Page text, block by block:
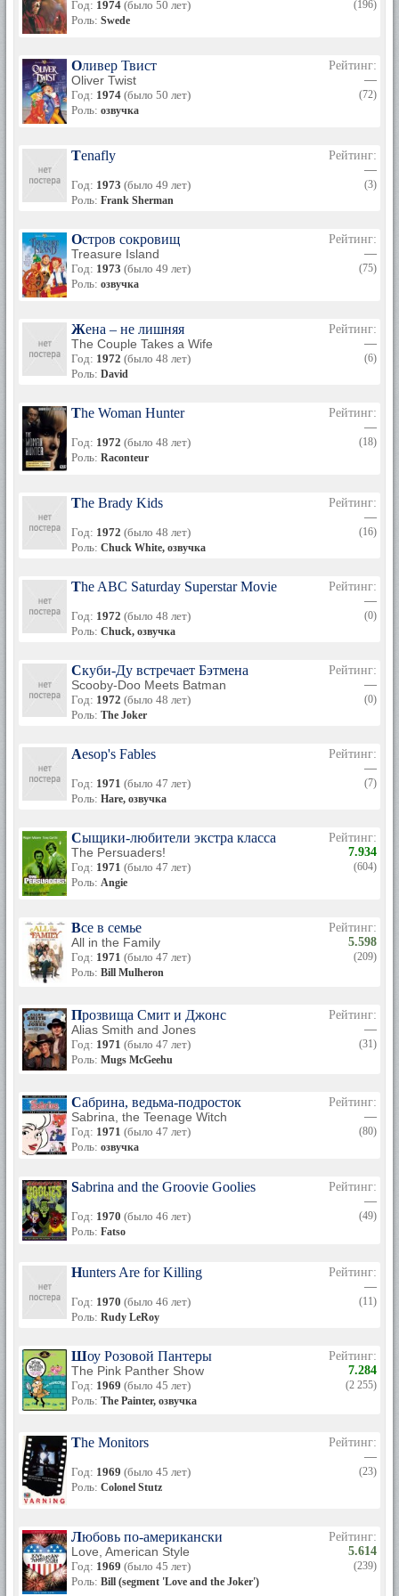
Год: 1974 (было 50 лет)
Роль: Swede
(196)
Оливер Твист
Oliver Twist
Год: 1974 (было 50 лет)
Роль: озвучка
Рейтинг:
—
(72)
Tenafly
Год: 1973 (было 49 лет)
Роль: Frank Sherman
Рейтинг:
—
(3)
Остров сокровищ
Treasure Island
Год: 1973 (было 49 лет)
Роль: озвучка
Рейтинг:
—
(75)
Жена – не лишняя
The Couple Takes a Wife
Год: 1972 (было 48 лет)
Роль: David
Рейтинг:
—
(6)
The Woman Hunter
Год: 1972 (было 48 лет)
Роль: Raconteur
Рейтинг:
—
(18)
The Brady Kids
Год: 1972 (было 48 лет)
Роль: Chuck White, озвучка
Рейтинг:
—
(16)
The ABC Saturday Superstar Movie
Год: 1972 (было 48 лет)
Роль: Chuck, озвучка
Рейтинг:
—
(0)
Скуби-Ду встречает Бэтмена
Scooby-Doo Meets Batman
Год: 1972 (было 48 лет)
Роль: The Joker
Рейтинг:
—
(0)
Aesop's Fables
Год: 1971 (было 47 лет)
Роль: Hare, озвучка
Рейтинг:
—
(7)
Сыщики-любители экстра класса
The Persuaders!
Год: 1971 (было 47 лет)
Роль: Angie
Рейтинг:
7.934
(604)
Все в семье
All in the Family
Год: 1971 (было 47 лет)
Роль: Bill Mulheron
Рейтинг:
5.598
(209)
Прозвища Смит и Джонс
Alias Smith and Jones
Год: 1971 (было 47 лет)
Роль: Mugs McGeehu
Рейтинг:
—
(31)
Сабрина, ведьма-подросток
Sabrina, the Teenage Witch
Год: 1971 (было 47 лет)
Роль: озвучка
Рейтинг:
—
(80)
Sabrina and the Groovie Goolies
Год: 1970 (было 46 лет)
Роль: Fatso
Рейтинг:
—
(49)
Hunters Are for Killing
Год: 1970 (было 46 лет)
Роль: Rudy LeRoy
Рейтинг:
—
(11)
Шоу Розовой Пантеры
The Pink Panther Show
Год: 1969 (было 45 лет)
Роль: The Painter, озвучка
Рейтинг:
7.284
(2 255)
The Monitors
Год: 1969 (было 45 лет)
Роль: Colonel Stutz
Рейтинг:
—
(23)
Любовь по-американски
Love, American Style
Год: 1969 (было 45 лет)
Роль: Bill (segment 'Love and the Joker')
Рейтинг:
5.614
(239)